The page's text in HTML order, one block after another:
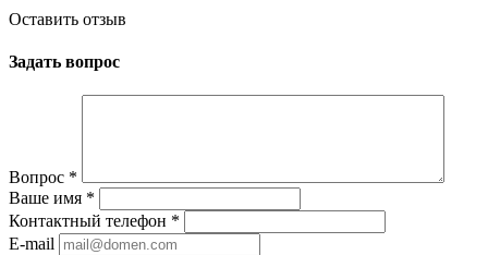
Оставить отзыв
Задать вопрос
Вопрос *
Ваше имя *
Контактный телефон *
E-mail